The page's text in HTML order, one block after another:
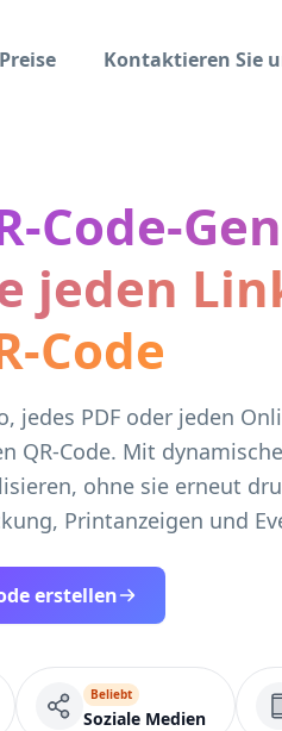
Kontaktieren Sie
Code-
jeden
Code
jedes PDF oder jeden
QR-Code. Mit
ohne sie erneut
Printanzeigen und
erstellen
Beliebt
Soziale Medien